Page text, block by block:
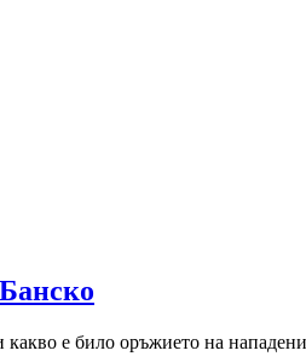
е било оръжието на